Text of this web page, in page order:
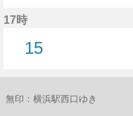
17時
15
無印：横浜駅西口ゆき